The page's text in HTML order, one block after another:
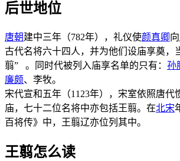
后世地位
唐朝建中三年（782年），礼仪使颜真卿向
古代名将六十四人，并为他们设庙享奠，
翦” 。同时代被列入庙享名单的只有： 孙
廉颇、李牧。
宋代宣和五年（1123年），宋室依照唐代
庙，七十二位名将中亦包括王翦。在北宋
百将传》中，王翦辽亦位列其中。
王翦怎么读